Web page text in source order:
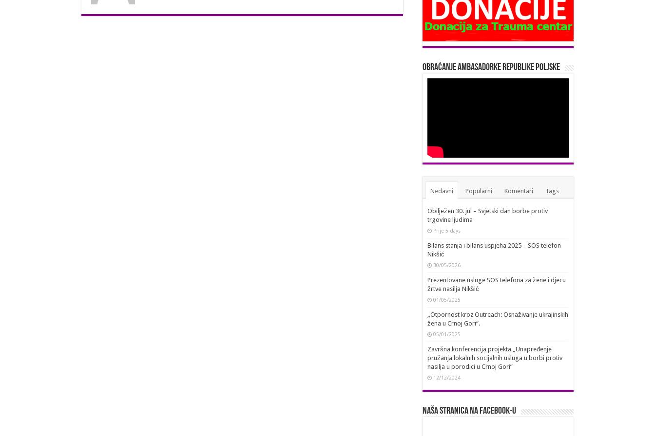
Obraćanje Ambasadorke Republike Poljske
Nedavni Popularni Komentari Tags
Obilježen 30. jul – Svjetski dan borbe protiv
trgovine ljudima
Prije 5 days
Bilans stanja i bilans uspjeha 2025 – SOS telefon
Nikšić
30/05/2026
Prezentovane usluge SOS telefona za žene i djecu
žrtve nasilja Nikšić
01/05/2025
„Otpornost kroz Outreach: Osnaživanje ukrajinskih
žena u Crnoj Gori“.
05/01/2025
Završna konferencija projekta „Unapređenje
pružanja lokalnih socijalnih usluga u borbi protiv
nasilja u porodici u Crnoj Gori”
12/12/2024
Naša stranica na Facebook-u